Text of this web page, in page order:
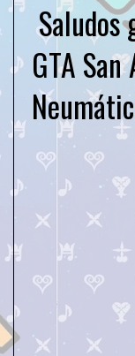
Saludos
GTA